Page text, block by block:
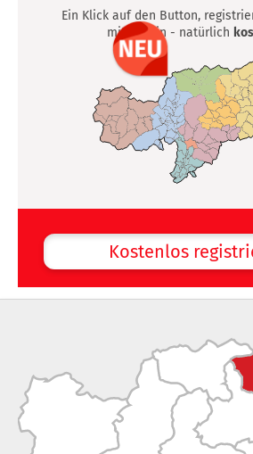
Ein Klick auf den Button,
mittendrin - natürlich
Kostenlos